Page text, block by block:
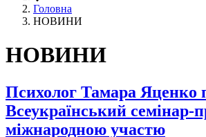
Головна
НОВИНИ
НОВИНИ
Психолог Тамара Яценко
Всеукраїнський семінар-
міжнародною участю